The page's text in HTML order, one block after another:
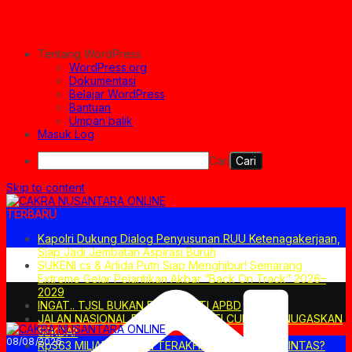
Tentang WordPress
WordPress.org
Dokumentasi
Belajar WordPress
Bantuan
Umpan balik
Masuk Log
Cari
Skip to content
TERBARU
Kapolri Dukung Dialog Penyusunan RUU Ketenagakerjaan,
Siap Jadi Jembatan Aspirasi Buruh
SUKENI cs & Arlida Putri Siap Menghibur! Semarang
Extreme Gelar Pelantikan Akbar “Back On Track” 2026–
2029
INGAT.. TJSL BUKAN PENGGANTI APBD
JALAN NASIONAL DITUTUP. BUPATI CUKUP MENUGASKAN
SEKDA?
Rp363 MILIAR: PILIHAN TERAKHIR ATAU JALAN PINTAS?
08/08/2026